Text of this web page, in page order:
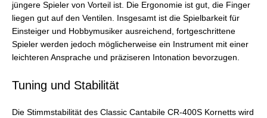
jüngere Spieler von Vorteil ist. Die Ergonomie ist gut, die Finger
liegen gut auf den Ventilen. Insgesamt ist die Spielbarkeit für
Einsteiger und Hobbymusiker ausreichend, fortgeschrittene
Spieler werden jedoch möglicherweise ein Instrument mit einer
leichteren Ansprache und präziseren Intonation bevorzugen.
Tuning und Stabilität
Die Stimmstabilität des Classic Cantabile CR-400S Kornetts wird